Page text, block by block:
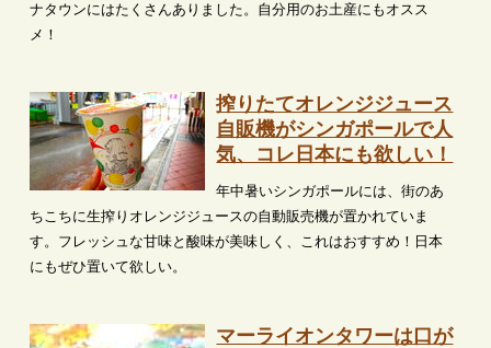
ナタウンにはたくさんありました。自分用のお土産にもオスス
メ！
搾りたてオレンジジュース
自販機がシンガポールで人
気、コレ日本にも欲しい！
年中暑いシンガポールには、街のあ
ちこちに生搾りオレンジジュースの自動販売機が置かれていま
す。フレッシュな甘味と酸味が美味しく、これはおすすめ！日本
にもぜひ置いて欲しい。
マーライオンタワーは口が